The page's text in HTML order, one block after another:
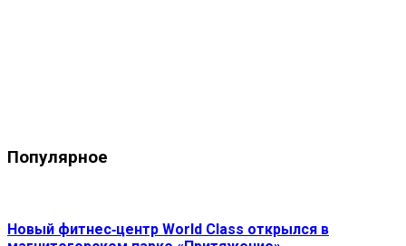
Популярное
Новый фитнес‑центр World Class открылся в